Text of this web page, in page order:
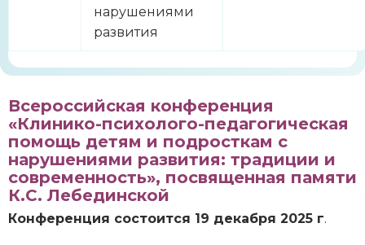
нарушениями
развития
Всероссийская конференция
«Клинико-психолого-педагогическая
помощь детям и подросткам с
нарушениями развития: традиции и
современность», посвященная памяти
К.С. Лебединской
Конференция состоится 19 декабря 2025 г.